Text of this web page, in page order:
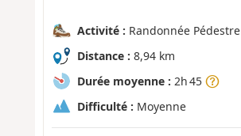
Activité : Randonnée Pédestre
Distance : 8,94 km
Durée moyenne : 2h 45
Difficulté : Moyenne